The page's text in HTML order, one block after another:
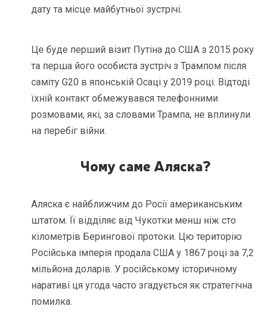
дату та місце майбутньої зустрічі.
Це буде перший візит Путіна до США з 2015 року
та перша його особиста зустріч з Трампом після
саміту G20 в японській Осаці у 2019 році. Відтоді
їхній контакт обмежувався телефонними
розмовами, які, за словами Трампа, не вплинули
на перебіг війни.
Чому саме Аляска?
Аляска є найближчим до Росії американським
штатом. Її відділяє від Чукотки менш ніж сто
кілометрів Берингової протоки. Цю територію
Російська імперія продала США у 1867 році за 7,2
мільйона доларів. У російському історичному
наративі ця угода часто згадується як стратегічна
помилка.